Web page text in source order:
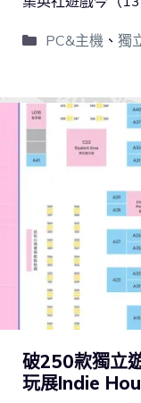
PC&主機、 獨
破250款獨立
玩展Indie